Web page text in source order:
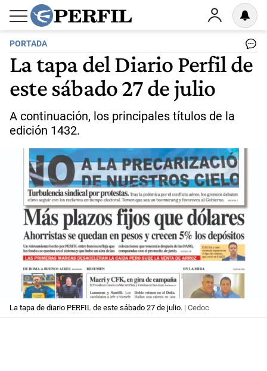
PORTADA
La tapa del Diario Perfil de
este sábado 27 de julio
A continuación, los principales títulos de la
edición 1432.
La tapa de diario PERFIL de este sábado 27 de julio. | Cedoc